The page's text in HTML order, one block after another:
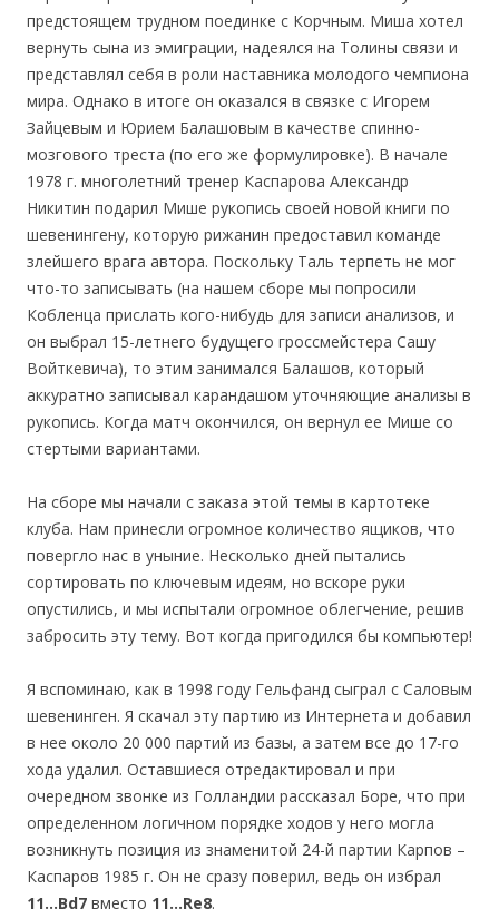
предстоящем трудном поединке с Корчным. Миша хотел
вернуть сына из эмиграции, надеялся на Толины связи и
представлял себя в роли наставника молодого чемпиона
мира. Однако в итоге он оказался в связке с Игорем
Зайцевым и Юрием Балашовым в качестве спинно-
мозгового треста (по его же формулировке). В начале
1978 г. многолетний тренер Каспарова Александр
Никитин подарил Мише рукопись своей новой книги по
шевенингену, которую рижанин предоставил команде
злейшего врага автора. Поскольку Таль терпеть не мог
что-то записывать (на нашем сборе мы попросили
Кобленца прислать кого-нибудь для записи анализов, и
он выбрал 15-летнего будущего гроссмейстера Сашу
Войткевича), то этим занимался Балашов, который
аккуратно записывал карандашом уточняющие анализы в
рукопись. Когда матч окончился, он вернул ее Мише со
стертыми вариантами.
На сборе мы начали с заказа этой темы в картотеке
клуба. Нам принесли огромное количество ящиков, что
повергло нас в уныние. Несколько дней пытались
сортировать по ключевым идеям, но вскоре руки
опустились, и мы испытали огромное облегчение, решив
забросить эту тему. Вот когда пригодился бы компьютер!
Я вспоминаю, как в 1998 году Гельфанд сыграл с Саловым
шевенинген. Я скачал эту партию из Интернета и добавил
в нее около 20 000 партий из базы, а затем все до 17-го
хода удалил. Оставшиеся отредактировал и при
очередном звонке из Голландии рассказал Боре, что при
определенном логичном порядке ходов у него могла
возникнуть позиция из знаменитой 24-й партии Карпов –
Каспаров 1985 г. Он не сразу поверил, ведь он избрал
11…Bd7 вместо 11…Re8.